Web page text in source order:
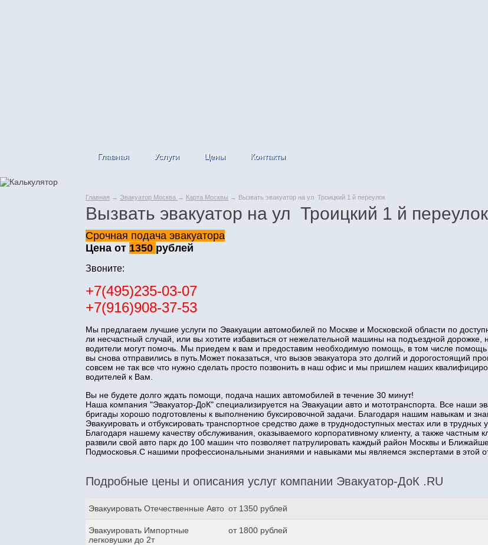
Главная Услуги Цены Контакты
Главная → Эвакуатор Москва → Карта Москвы → Вызвать эвакуатор на ул Троицкий 1 й переулок
Вызвать эвакуатор на ул Троицкий 1 й переулок
Срочная подача эвакуатора
Цена от 1350 рублей
Звоните:
+7(495)235-03-07
+7(916)908-37-53
Мы предлагаем лучшие услуги по Эвакуации автомобилей по Москве и Московской области по
ли несчастный случай, или вы хотите избавиться от нежелательной машины на подъездной
водители могут помочь. Мы приедем к вам и предоставим необходимую помощь, в том числе помощь
вы снова отправились в путь.Может показаться, что вызов эвакуатора это долгий и дорогостоящий
совсем не так все что нужно сделать просто позвонить в наш офис и мы пришлем наших
водителей к Вам.
Вы не будете долго ждать помощи, подача наших автомобилей в течение 30 минут!
Наша компания "Эвакуатор-ДоК" специализируется на Эвакуации авто и мототранспорта. Все наши
бригады хорошо подготовлены к выполнению буксировочной задачи. Благодаря нашим навыкам и
Эвакуировать и отбуксировать транспортное средство даже в труднодоступных местах или в трудных
Благодаря нашему качеству обслуживания, оказываемого корпоративному клиенту, а также частным
развили свой авто парк до 100 машин что позволяет патрулировать каждый район Москвы и
Подмосковья.С нашими профессиональными знаниями и навыками мы являемся экспертами в этой
Подробные цены и описания услуг компании Эвакуатор-ДоК .RU
Эвакуировать Отечественные Авто от 1350 рублей
Эвакуировать Импортные
легковушки до 2т
от 1800 рублей